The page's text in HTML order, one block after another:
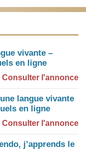
vivante –
en ligne
Consulter l'annonce
langue vivante
en ligne
Consulter l'annonce
j’apprends le